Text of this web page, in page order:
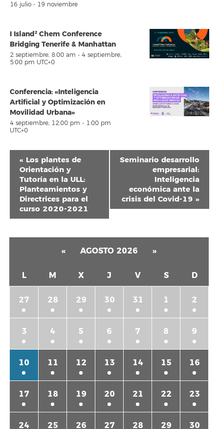
16 julio - 19 noviembre
I Island² Chem Conference
Bridging Tenerife & Manhattan
2 septiembre, 8:00 am - 4 septiembre,
5:00 pm UTC+0
Conferencia: «Inteligencia
Artificial y Optimización en
Movilidad Urbana»
4 septiembre, 12:00 pm - 1:00 pm
UTC+0
Navegación
del
Evento
« Los plantes de
Orientación y
Tutoría en la ULL:
Planteamientos y
Directrices para el
curso 2020-2021
Seminario desarrollo
empresarial:
Inteligencia
económica ante la
crisis del Covid-19 »
« AGOSTO 2026 »
L M X J V S D
27 28 29 30 31 1 2
3 4 5 6 7 8 9
10 11 12 13 14 15 16
17 18 19 20 21 22 23
24 25 26 27 28 29 30